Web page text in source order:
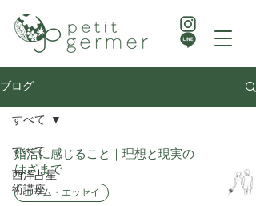
ブログ
すべて
西洋占星
術講座
すべて
婚活に感じること｜理想と現実の
はざまで
コラム・エッセイ